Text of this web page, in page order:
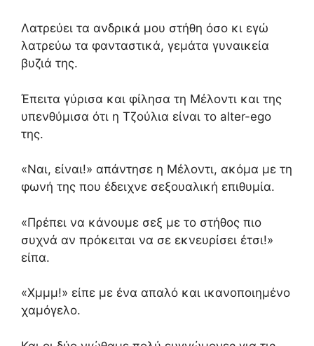
Λατρεύει τα ανδρικά μου στήθη όσο κι εγώ
λατρεύω τα φανταστικά, γεμάτα γυναικεία
βυζιά της.
Έπειτα γύρισα και φίλησα τη Μέλοντι και της
υπενθύμισα ότι η Τζούλια είναι το alter-ego
της.
«Ναι, είναι!» απάντησε η Μέλοντι, ακόμα με τη
φωνή της που έδειχνε σεξουαλική επιθυμία.
«Πρέπει να κάνουμε σεξ με το στήθος πιο
συχνά αν πρόκειται να σε εκνευρίσει έτσι!»
είπα.
«Χμμμ!» είπε με ένα απαλό και ικανοποιημένο
χαμόγελο.